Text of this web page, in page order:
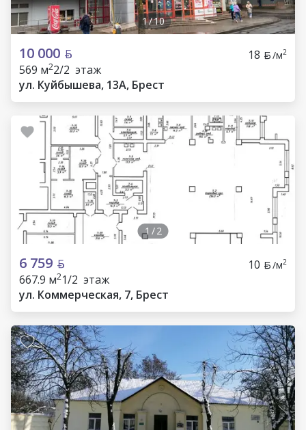
1/10
10 000 18 /м2
569 м22/2 этаж
ул. Куйбышева, 13А, Брест
1 /2
6 759 10 /м2
667.9 м21/2 этаж
ул. Коммерческая, 7, Брест